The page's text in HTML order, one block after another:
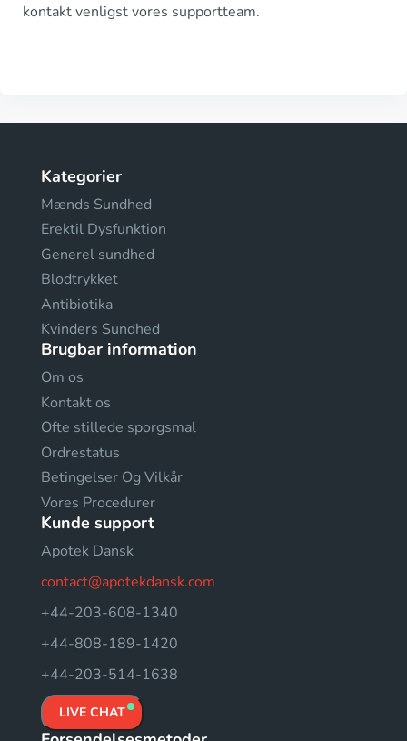
kontakt venligst vores supportteam.
Kategorier
Mænds Sundhed
Erektil Dysfunktion
Generel sundhed
Blodtrykket
Antibiotika
Kvinders Sundhed
Brugbar information
Om os
Kontakt os
Ofte stillede sporgsmal
Ordrestatus
Betingelser Og Vilkår
Vores Procedurer
Kunde support
Apotek Dansk
contact@apotekdansk.com
+44-203-608-1340
+44-808-189-1420
+44-203-514-1638
LIVE CHAT